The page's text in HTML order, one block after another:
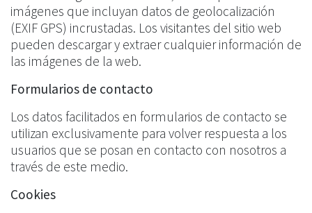
imágenes que incluyan datos de geolocalización
(EXIF GPS) incrustadas. Los visitantes del sitio web
pueden descargar y extraer cualquier información de
las imágenes de la web.
Formularios de contacto
Los datos facilitados en formularios de contacto se
utilizan exclusivamente para volver respuesta a los
usuarios que se posan en contacto con nosotros a
través de este medio.
Cookies